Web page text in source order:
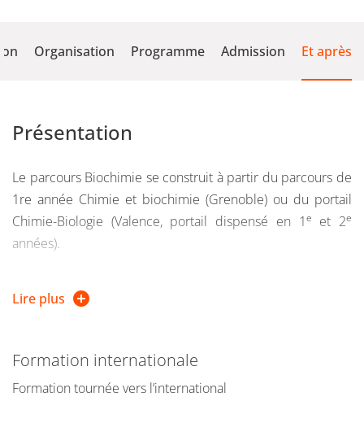
Organisation Programme Admission Et après
Présentation
Le parcours Biochimie se construit à partir du parcours de
1re année Chimie et biochimie (Grenoble) ou du portail
Chimie-Biologie (Valence, portail dispensé en 1e et 2e
années).
bi-disciplinaire avant de se spécialiser en master en
caractérisation par des techniques spectroscopiques) et
de la chimie de synthèse (en particulier les stratégies de
Lire plus
Formation internationale
Formation tournée vers l’international